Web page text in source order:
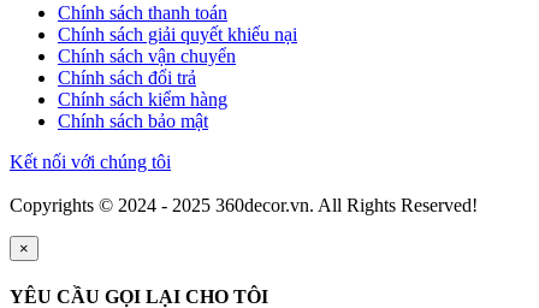
Chính sách thanh toán
Chính sách giải quyết khiếu nại
Chính sách vận chuyển
Chính sách đổi trả
Chính sách kiểm hàng
Chính sách bảo mật
Kết nối với chúng tôi
Copyrights © 2024 - 2025 360decor.vn. All Rights Reserved!
×
YÊU CẦU GỌI LẠI CHO TÔI